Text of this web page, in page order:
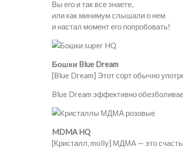
Вы его и так все знаете,
или как минимум слышали о нем
и настал момент его попробовать!
Бошки Blue Dream
[Blue Dream] Этот сорт обычно
Blue Dream эффективно
MDMA HQ
[Кристалл, molly] МДМА — это